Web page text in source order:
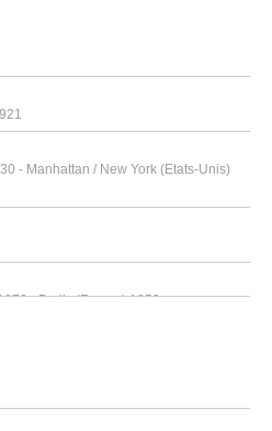
- Manhattan / New York (Etats-Unis)
- Parijs (France) 1950